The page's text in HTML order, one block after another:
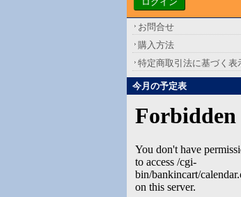
お問合せ
購入方法
特定商取引法に基づく表
今月の予定表